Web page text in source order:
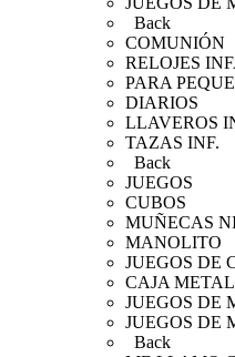
Back
COMUNIÓN
RELOJES
PARA
DIARIOS
LLAVEROS
TAZAS INF.
Back
JUEGOS
CUBOS
MUÑECAS
MANOLITO
JUEGOS DE
CAJA METAL
JUEGOS DE
JUEGOS DE
Back